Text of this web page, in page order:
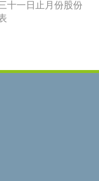
十一日止月份股份